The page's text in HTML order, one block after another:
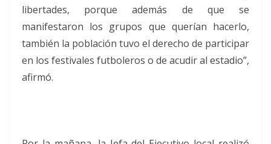
libertades, porque además de que se
manifestaron los grupos que querían hacerlo,
también la población tuvo el derecho de participar
en los festivales futboleros o de acudir al estadio”,
afirmó.